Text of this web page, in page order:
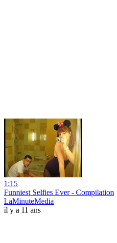
1:15
Funniest Selfies Ever - Compilation
LaMinuteMedia
il y a 11 ans